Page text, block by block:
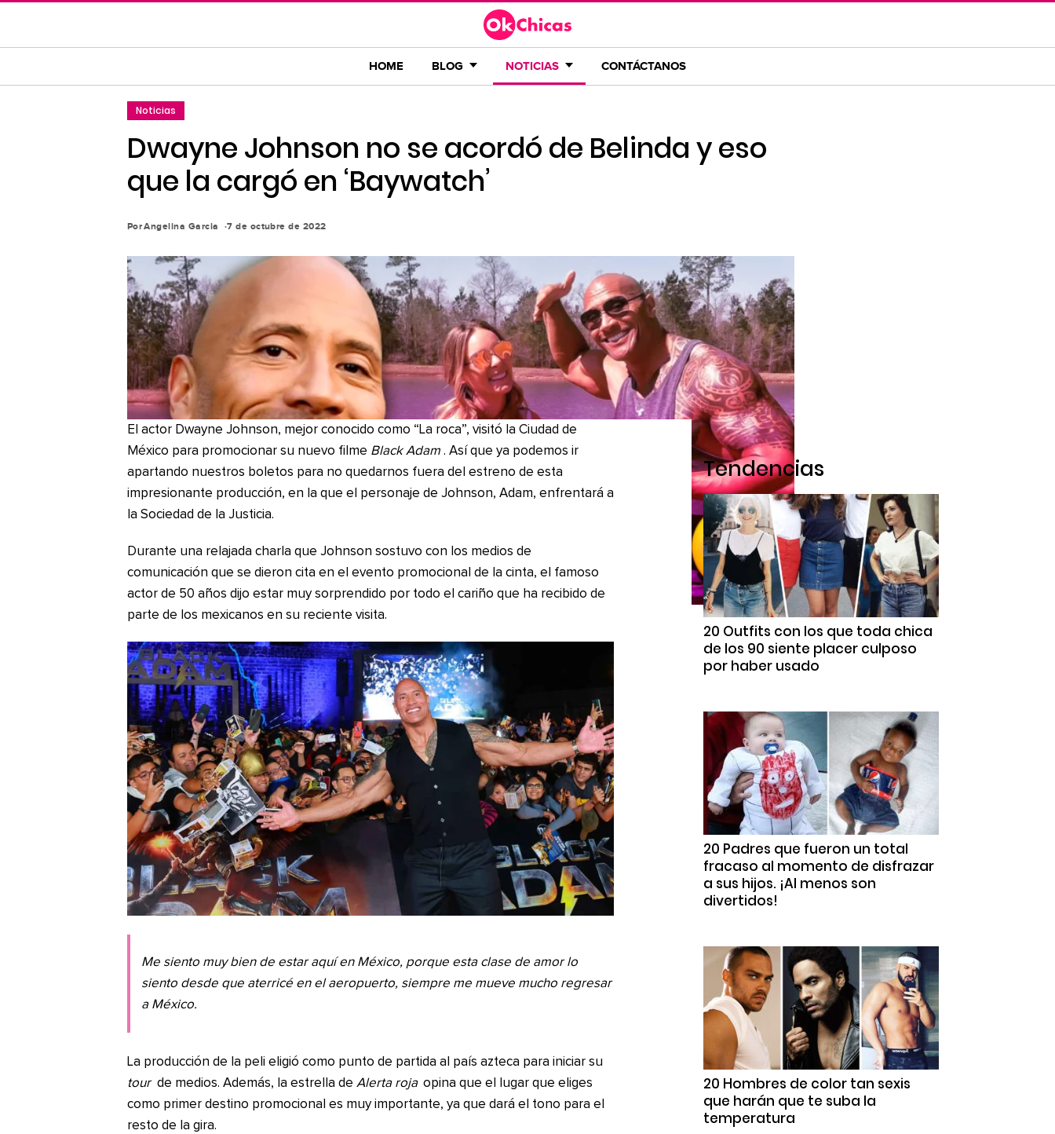
contenido
HOME BLOG NOTICIAS CONTÁCTANOS
Noticias
Dwayne Johnson no se acordó de Belinda y eso
que la cargó en ‘Baywatch’
PorAngelina Garcia 7 de octubre de 2022
El actor Dwayne Johnson, mejor conocido como “La roca”, visitó la Ciudad de
México para promocionar su nuevo filme Black Adam . Así que ya podemos ir
apartando nuestros boletos para no quedarnos fuera del estreno de esta
impresionante producción, en la que el personaje de Johnson, Adam, enfrentará a
la Sociedad de la Justicia.
Durante una relajada charla que Johnson sostuvo con los medios de
comunicación que se dieron cita en el evento promocional de la cinta, el famoso
actor de 50 años dijo estar muy sorprendido por todo el cariño que ha recibido de
parte de los mexicanos en su reciente visita.
Me siento muy bien de estar aquí en México, porque esta clase de amor lo
siento desde que aterricé en el aeropuerto, siempre me mueve mucho regresar
a México.
La producción de la peli eligió como punto de partida al país azteca para iniciar su
tour de medios. Además, la estrella de Alerta roja opina que el lugar que eliges
como primer destino promocional es muy importante, ya que dará el tono para el
resto de la gira.
Tendencias
20 Outfits con los que toda chica
de los 90 siente placer culposo
por haber usado
20 Padres que fueron un total
fracaso al momento de disfrazar
a sus hijos. ¡Al menos son
divertidos!
20 Hombres de color tan sexis
que harán que te suba la
temperatura